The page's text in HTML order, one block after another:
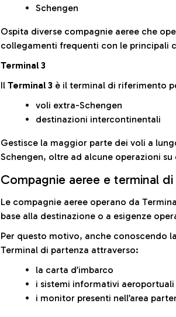
Schengen
Ospita diverse compagnie aeree che
collegamenti frequenti con le principali
Terminal 3
Il Terminal 3 è il terminal di riferimento
voli extra-Schengen
destinazioni intercontinentali
Gestisce la maggior parte dei voli a
Schengen, oltre ad alcune operazioni
Compagnie aeree e terminal
Le compagnie aeree operano da
base alla destinazione o a esigenze
Per questo motivo, anche conoscendo
Terminal di partenza attraverso:
la carta d’imbarco
i sistemi informativi aeroportuali
i monitor presenti nell’area